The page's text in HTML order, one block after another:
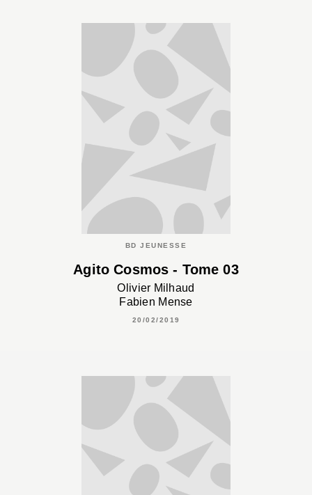
BD JEUNESSE
Agito Cosmos - Tome 03
Olivier Milhaud
Fabien Mense
20/02/2019